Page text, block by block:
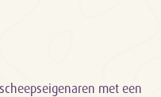
met een